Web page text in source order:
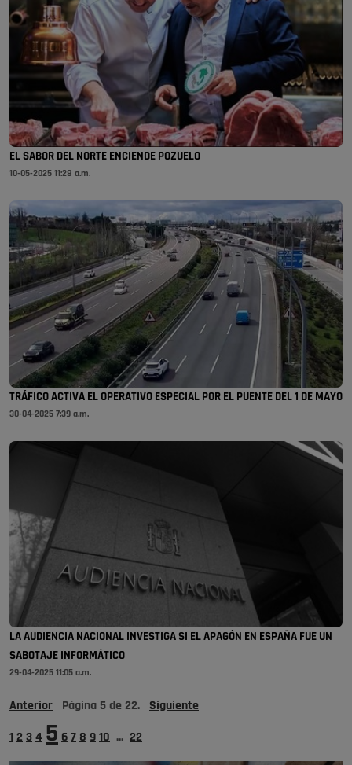
EL SABOR DEL NORTE ENCIENDE POZUELO
10-05-2025 11:28 a.m.
TRÁFICO ACTIVA EL OPERATIVO ESPECIAL POR EL PUENTE DEL 1 DE MAYO
30-04-2025 7:39 a.m.
LA AUDIENCIA NACIONAL INVESTIGA SI EL APAGÓN EN ESPAÑA FUE UN
SABOTAJE INFORMÁTICO
29-04-2025 11:05 a.m.
Anterior Página 5 de 22. Siguiente
1 2 3 4 5 6 7 8 9 10 ... 22